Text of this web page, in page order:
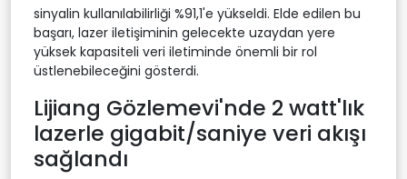
sinyalin kullanılabilirliği %91,1'e yükseldi. Elde edilen bu
başarı, lazer iletişiminin gelecekte uzaydan yere
yüksek kapasiteli veri iletiminde önemli bir rol
üstlenebileceğini gösterdi.
Lijiang Gözlemevi'nde 2 watt'lık
lazerle gigabit/saniye veri akışı
sağlandı